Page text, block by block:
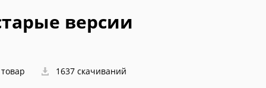
версии
1637 скачиваний